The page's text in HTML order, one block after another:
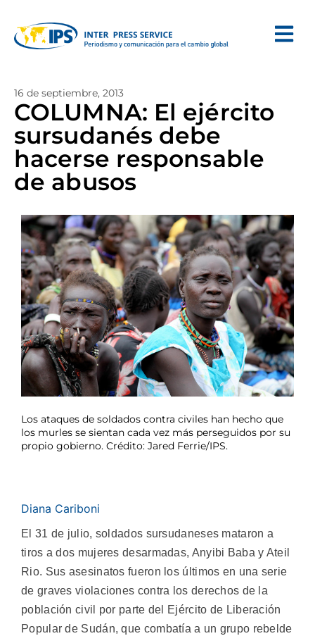
16 de septiembre, 2013
COLUMNA: El ejército
sursudanés debe
hacerse responsable
de abusos
Los ataques de soldados contra civiles han hecho que
los murles se sientan cada vez más perseguidos por su
propio gobierno. Crédito: Jared Ferrie/IPS.
Diana Cariboni
El 31 de julio, soldados sursudaneses mataron a
tiros a dos mujeres desarmadas, Anyibi Baba y Ateil
Rio. Sus asesinatos fueron los últimos en una serie
de graves violaciones contra los derechos de la
población civil por parte del Ejército de Liberación
Popular de Sudán, que combatía a un grupo rebelde